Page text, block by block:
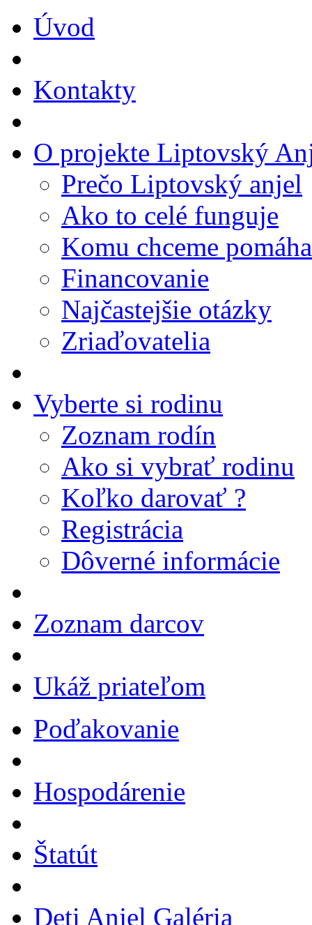
Úvod
Kontakty
O projekte Liptovský
Prečo Liptovský anjel
Ako to celé funguje
Komu chceme
Financovanie
Najčastejšie otázky
Zriaďovatelia
Vyberte si rodinu
Zoznam rodín
Ako si vybrať rodinu
Koľko darovať ?
Registrácia
Dôverné informácie
Zoznam darcov
Ukáž priateľom
Poďakovanie
Hospodárenie
Štatút
Deti Anjel Galéria